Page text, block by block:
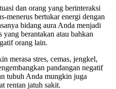
dan orang yang berinteraksi
menerus bertukar energi dengan
bidang aura Anda menjadi
berantakan atau bahkan
orang lain.
merasa stres, cemas, jengkel,
pandangan negatif
tubuh Anda mungkin juga
rentan jatuh sakit.